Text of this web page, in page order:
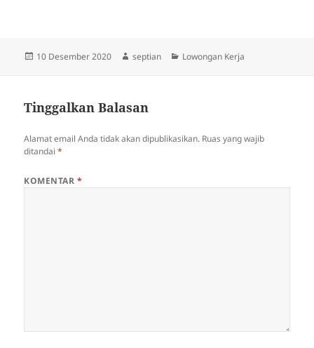
Diposkan
10 Desember 2020 Penulis
septian Kategori
Lowongan Kerja
Tinggalkan Balasan
Alamat email Anda tidak akan dipublikasikan. Ruas yang wajib
ditandai*
KOMENTAR *